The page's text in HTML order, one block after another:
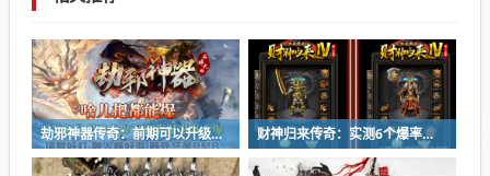
劫邪神器传奇：前期可以升级修仙羽翼吗？ 财神归来传奇：实测6个爆率最高的副本，每天1小时刷满背包